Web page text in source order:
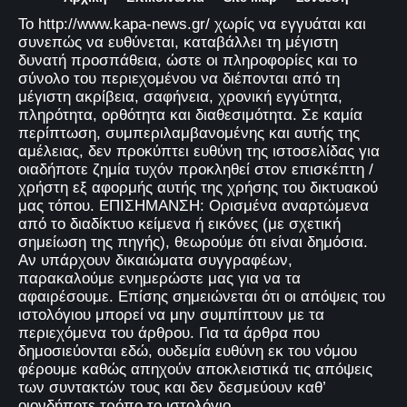
Το http://www.kapa-news.gr/ χωρίς να εγγυάται και
συνεπώς να ευθύνεται, καταβάλλει τη μέγιστη
δυνατή προσπάθεια, ώστε οι πληροφορίες και το
σύνολο του περιεχομένου να διέπονται από τη
μέγιστη ακρίβεια, σαφήνεια, χρονική εγγύτητα,
πληρότητα, ορθότητα και διαθεσιμότητα. Σε καμία
περίπτωση, συμπεριλαμβανομένης και αυτής της
αμέλειας, δεν προκύπτει ευθύνη της ιστοσελίδας για
οιαδήποτε ζημία τυχόν προκληθεί στον επισκέπτη /
χρήστη εξ αφορμής αυτής της χρήσης του δικτυακού
μας τόπου. ΕΠΙΣΗΜΑΝΣΗ: Ορισμένα αναρτώμενα
από το διαδίκτυο κείμενα ή εικόνες (με σχετική
σημείωση της πηγής), θεωρούμε ότι είναι δημόσια.
Αν υπάρχουν δικαιώματα συγγραφέων,
παρακαλούμε ενημερώστε μας για να τα
αφαιρέσουμε. Επίσης σημειώνεται ότι οι απόψεις του
ιστολόγιου μπορεί να μην συμπίπτουν με τα
περιεχόμενα του άρθρου. Για τα άρθρα που
δημοσιεύονται εδώ, ουδεμία ευθύνη εκ του νόμου
φέρουμε καθώς απηχούν αποκλειστικά τις απόψεις
των συντακτών τους και δεν δεσμεύουν καθ’